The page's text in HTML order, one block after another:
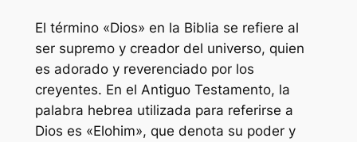
El término «Dios» en la Biblia se refiere al
ser supremo y creador del universo, quien
es adorado y reverenciado por los
creyentes. En el Antiguo Testamento, la
palabra hebrea utilizada para referirse a
Dios es «Elohim», que denota su poder y